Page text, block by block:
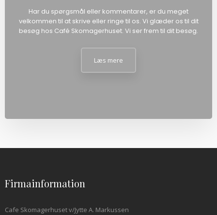
Har du spørgsmål eller kommentarer, er du meget
velkommen til at skrive eller ringe til os. Vi glæder os til dit
besøg hos Café Skomagerhuset. Vi ser frem til dit besøg.
Læs mere​
Firmainformation
Cafe Skomagerhuset v/Jytte A. Markussen